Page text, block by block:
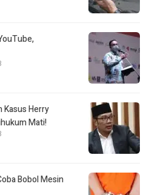
Kasus Herry
Mati!
Bobol Mesin